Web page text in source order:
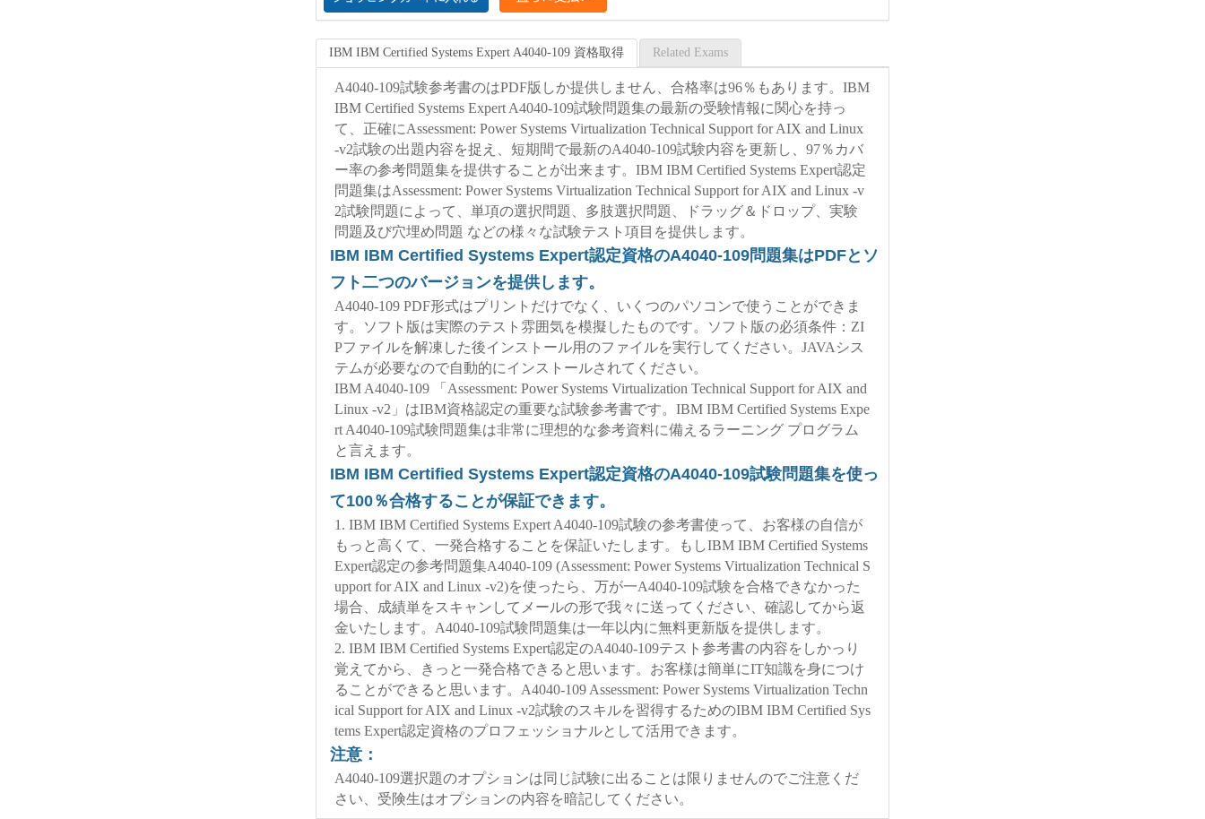
IBM IBM Certified Systems Expert A4040-109 資格取得 Related Exams
A4040-109試験参考書のはPDF版しか提供しません、合格率は96％もあります。IBM
IBM Certified Systems Expert A4040-109試験問題集の最新の受験情報に関心を持っ
て、正確にAssessment: Power Systems Virtualization Technical Support for AIX and Linux
-v2試験の出題内容を捉え、短期間で最新のA4040-109試験内容を更新し、97％カバ
ー率の参考問題集を提供することが出来ます。IBM IBM Certified Systems Expert認定
問題集はAssessment: Power Systems Virtualization Technical Support for AIX and Linux -v
2試験問題によって、単項の選択問題、多肢選択問題、ドラッグ＆ドロップ、実験
問題及び穴埋め問題 などの様々な試験テスト項目を提供します。
IBM IBM Certified Systems Expert認定資格のA4040-109問題集はPDFとソ
フト二つのバージョンを提供します。
A4040-109 PDF形式はプリントだけでなく、いくつのパソコンで使うことができま
す。ソフト版は実際のテスト雰囲気を模擬したものです。ソフト版の必須条件：ZI
Pファイルを解凍した後インストール用のファイルを実行してください。JAVAシス
テムが必要なので自動的にインストールされてください。
IBM A4040-109 「Assessment: Power Systems Virtualization Technical Support for AIX and
Linux -v2」はIBM資格認定の重要な試験参考書です。IBM IBM Certified Systems Expe
rt A4040-109試験問題集は非常に理想的な参考資料に備えるラーニング プログラム
と言えます。
IBM IBM Certified Systems Expert認定資格のA4040-109試験問題集を使っ
て100％合格することが保証できます。
1. IBM IBM Certified Systems Expert A4040-109試験の参考書使って、お客様の自信が
もっと高くて、一発合格することを保証いたします。もしIBM IBM Certified Systems
Expert認定の参考問題集A4040-109 (Assessment: Power Systems Virtualization Technical S
upport for AIX and Linux -v2)を使ったら、万が一A4040-109試験を合格できなかった
場合、成績単をスキャンしてメールの形で我々に送ってください、確認してから返
金いたします。A4040-109試験問題集は一年以内に無料更新版を提供します。
2. IBM IBM Certified Systems Expert認定のA4040-109テスト参考書の内容をしかっり
覚えてから、きっと一発合格できると思います。お客様は簡単にIT知識を身につけ
ることができると思います。A4040-109 Assessment: Power Systems Virtualization Techn
ical Support for AIX and Linux -v2試験のスキルを習得するためのIBM IBM Certified Sys
tems Expert認定資格のプロフェッショナルとして活用できます。
注意：
A4040-109選択題のオプションは同じ試験に出ることは限りませんのでご注意くだ
さい、受険生はオプションの内容を暗記してください。